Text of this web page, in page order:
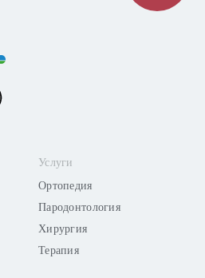
Услуги
Ортопедия
Пародонтология
Хирургия
Терапия